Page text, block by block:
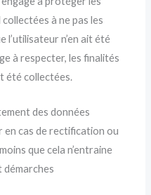
à ne pas les
n’en ait été
à respecter, les finalités
été collectées.
des données
en cas de rectification ou
que cela n’entraine
démarches